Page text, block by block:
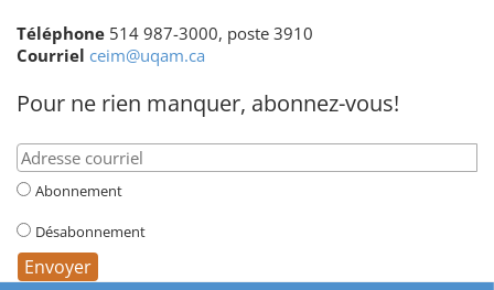
Téléphone 514 987-3000, poste 3910
Courriel ceim@uqam.ca
Pour ne rien manquer, abonnez-vous!
Abonnement
Désabonnement